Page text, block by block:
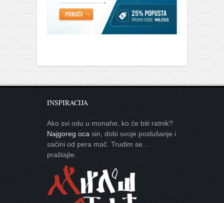
INSPIRACIJA
Ako svi odu u monahe, ko će biti ratnik?
Najgoreg oca sin, dobi svoje poslušanje i
sačini od pera mač. Trudim se…
praštajte.